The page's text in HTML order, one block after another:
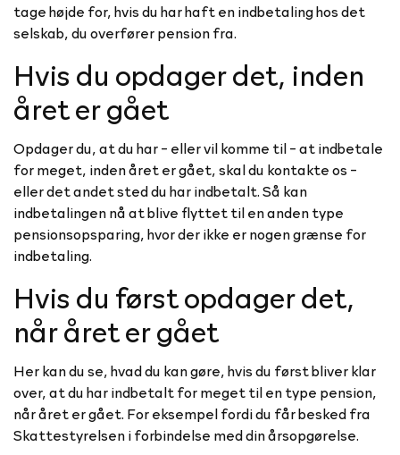
tage højde for, hvis du har haft en indbetaling hos det
selskab, du overfører pension fra.
Hvis du opdager det, inden
året er gået
Opdager du, at du har - eller vil komme til - at indbetale
for meget, inden året er gået, skal du kontakte os -
eller det andet sted du har indbetalt. Så kan
indbetalingen nå at blive flyttet til en anden type
pensionsopsparing, hvor der ikke er nogen grænse for
indbetaling.
Hvis du først opdager det,
når året er gået
Her kan du se, hvad du kan gøre, hvis du først bliver klar
over, at du har indbetalt for meget til en type pension,
når året er gået. For eksempel fordi du får besked fra
Skattestyrelsen i forbindelse med din årsopgørelse.